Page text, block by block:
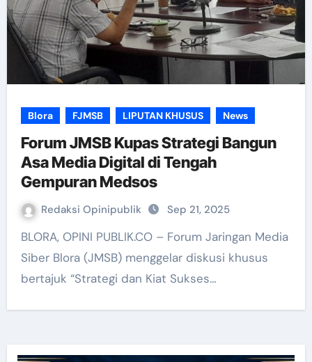
Blora FJMSB LIPUTAN KHUSUS News
Forum JMSB Kupas Strategi Bangun
Asa Media Digital di Tengah
Gempuran Medsos
Redaksi Opinipublik Sep 21, 2025
BLORA, OPINI PUBLIK.CO – Forum Jaringan Media
Siber Blora (JMSB) menggelar diskusi khusus
bertajuk “Strategi dan Kiat Sukses…